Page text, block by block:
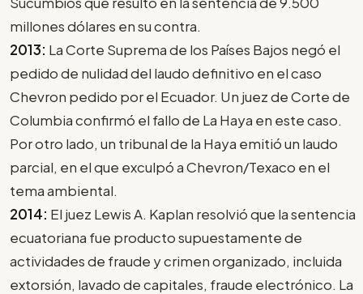
millones dólares en su contra.
2013: La Corte Suprema de los Países Bajos negó el
pedido de nulidad del laudo definitivo en el caso
Chevron pedido por el Ecuador. Un juez de Corte de
Columbia confirmó el fallo de La Haya en este caso.
Por otro lado, un tribunal de la Haya emitió un laudo
parcial, en el que exculpó a Chevron/Texaco en el
tema ambiental.
2014: El juez Lewis A. Kaplan resolvió que la sentencia
ecuatoriana fue producto supuestamente de
actividades de fraude y crimen organizado, incluida
extorsión, lavado de capitales, fraude electrónico. La